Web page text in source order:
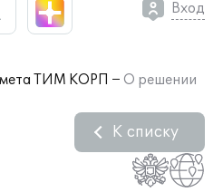
Вход
ТИМ КОРП О решении
К списку